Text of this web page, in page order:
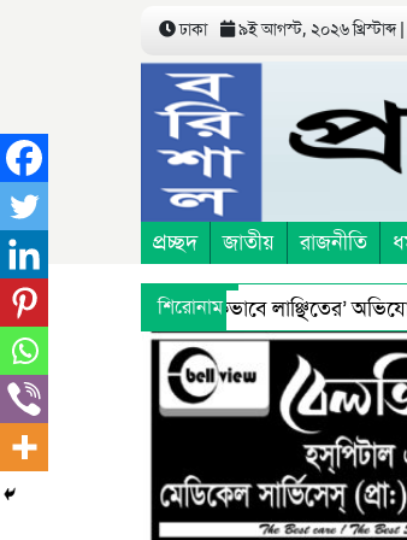
ঢাকা ৯ই আগস্ট, ২০২৬ খ্রিস্টাব্দ
প্রচ্ছদ জাতীয় রাজনীতি
শিরোনাম
তুলে নিয়ে ‘শারীরিকভাবে লাঞ্ছিতের’
স্বাস্থ্য অধিদফতরের মহাপরিচালকের